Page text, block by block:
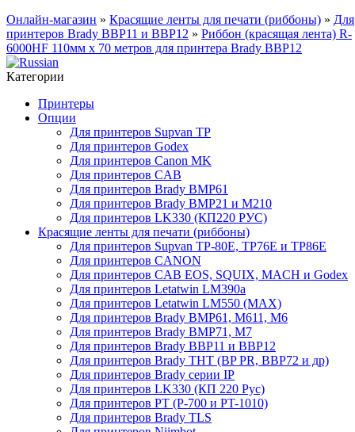
Онлайн-магазин » Красящие ленты для печати (риббоны) » Для
принтеров Brady BBP11 и BBP12 » Риббон (красящая лента) R-
6000HF 110мм x 70 метров для принтера Brady BBP12
Категории
Принтеры
Опции
Для принтеров Supvan TP
Для принтеров Godex
Для принтеров Canon MK
Для принтеров CAB
Для принтеров Brady BMP61
Для принтеров Brady BMP21 и M210
Для принтеров LK330 (КП220 РУС)
Красящие ленты для печати (риббоны)
Для принтеров Supvan TP-80E, TP76E и TP86E
Для принтеров CANON
Для принтеров CAB EOS, SQUIX, MACH и Godex
Для принтеров Letatwin LM390a
Для принтеров Letatwin LM550 (MAX)
Для принтеров Brady BMP61, M611, M6
Для принтеров Brady BMP71, M7
Для принтеров Brady BBP11 и BBP12
Для принтеров Brady THT (BP PR, BBP72 и др)
Для принтеров Brady серии IP
Для принтеров LK330 (КП 220 Рус)
Для принтеров PT (P-700 и PT-1010)
Для принтеров Brady TLS